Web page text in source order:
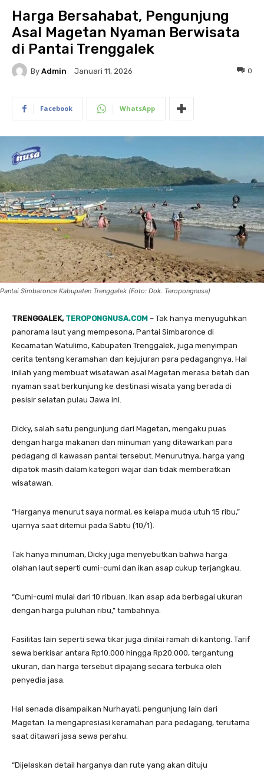
Harga Bersahabat, Pengunjung
Asal Magetan Nyaman Berwisata
di Pantai Trenggalek
By Admin Januari 11, 2026 0
Facebook WhatsApp
Pantai Simbaronce Kabupaten Trenggalek (Foto: Dok. Teropongnusa)
TRENGGALEK, TEROPONGNUSA.COM – Tak hanya menyuguhkan
panorama laut yang mempesona, Pantai Simbaronce di
Kecamatan Watulimo, Kabupaten Trenggalek, juga menyimpan
cerita tentang keramahan dan kejujuran para pedagangnya. Hal
inilah yang membuat wisatawan asal Magetan merasa betah dan
nyaman saat berkunjung ke destinasi wisata yang berada di
pesisir selatan pulau Jawa ini.
Dicky, salah satu pengunjung dari Magetan, mengaku puas
dengan harga makanan dan minuman yang ditawarkan para
pedagang di kawasan pantai tersebut. Menurutnya, harga yang
dipatok masih dalam kategori wajar dan tidak memberatkan
wisatawan.
“Harganya menurut saya normal, es kelapa muda utuh 15 ribu,”
ujarnya saat ditemui pada Sabtu (10/1).
Tak hanya minuman, Dicky juga menyebutkan bahwa harga
olahan laut seperti cumi-cumi dan ikan asap cukup terjangkau.
“Cumi-cumi mulai dari 10 ribuan. Ikan asap ada berbagai ukuran
dengan harga puluhan ribu,” tambahnya.
Fasilitas lain seperti sewa tikar juga dinilai ramah di kantong. Tarif
sewa berkisar antara Rp10.000 hingga Rp20.000, tergantung
ukuran, dan harga tersebut dipajang secara terbuka oleh
penyedia jasa.
Hal senada disampaikan Nurhayati, pengunjung lain dari
Magetan. Ia mengapresiasi keramahan para pedagang, terutama
saat ditawari jasa sewa perahu.
“Dijelaskan detail harganya dan rute yang akan dituju